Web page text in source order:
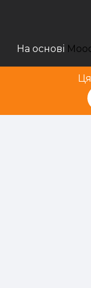
На основі